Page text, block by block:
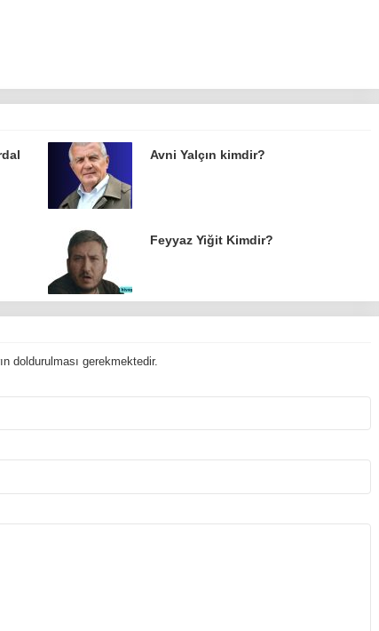
Avni Yalçın kimdir?
Feyyaz Yiğit Kimdir?
doldurulması gerekmektedir.